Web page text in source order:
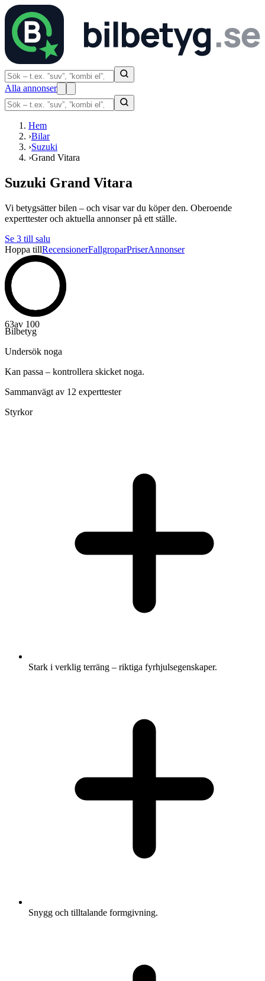
Alla annonser
Hem
›Bilar
›Suzuki
›Grand Vitara
Suzuki Grand Vitara
Vi betygsätter bilen – och visar var du köper den. Oberoende
experttester och aktuella annonser på ett ställe.
Se 3 till salu
Hoppa tillRecensionerFallgroparPriserAnnonser
63av 100
Bilbetyg
Undersök noga
Kan passa – kontrollera skicket noga.
Sammanvägt av 12 experttester
Styrkor
Stark i verklig terräng – riktiga fyrhjulsegenskaper.
Snygg och tilltalande formgivning.